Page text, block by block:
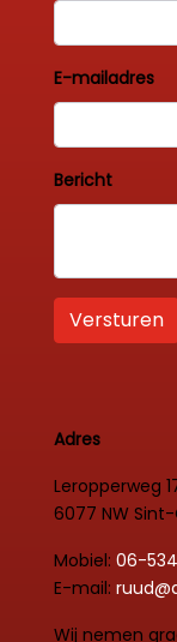
E-mailadres
Bericht
Versturen
Adres
Leropperweg
6077 NW
Mobiel: 06-
E-mail:
Wij nemen